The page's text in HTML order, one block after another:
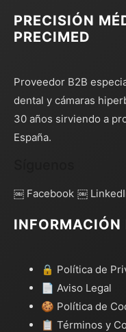
PRECISIÓN
PRECIMED
Proveedor B2B
dental y cámaras
30 años sirviendo a
España.
￼ Facebook ￼
INFORMACIÓN
🔒 Política de
📄 Aviso Legal
🍪 Política de
📋 Términos y